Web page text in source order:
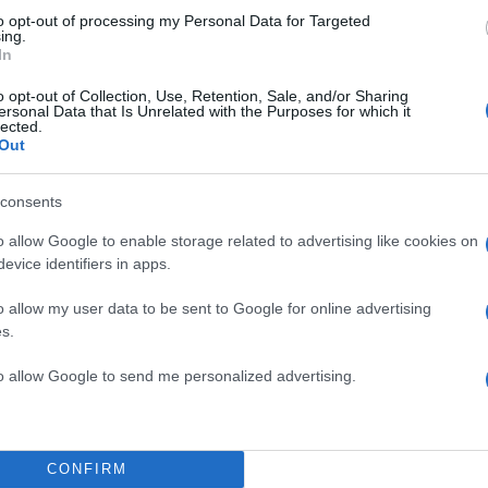
opt-out of processing my Personal Data for Targeted
opt-out of Collection, Use, Retention, Sale, and/or Sharing
Data that Is Unrelated with the Purposes for which it
allow Google to enable storage related to advertising like cookies on
identifiers in apps.
allow my user data to be sent to Google for online advertising
allow Google to send me personalized advertising.
CONFIRM
Παράξενες Ειδήσεις
ΑΣΤΕΙΑ ΒΙΝΤΕΟ
Share:
για όλη την ειδησεογραφία και τατελευταία νέατης